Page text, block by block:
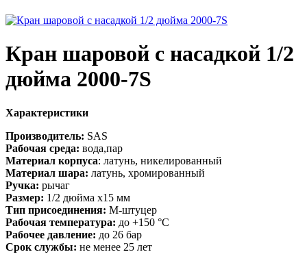
Кран шаровой с насадкой 1/2
дюйма 2000-7S
Характеристики
Производитель: SAS
Рабочая среда: вода,пар
Материал корпуса: латунь, никелированный
Материал шара: латунь, хромированный
Ручка: рычаг
Размер: 1/2 дюйма x15 мм
Тип присоединения: M-штуцер
Рабочая температура: до +150 °С
Рабочее давление: до 26 бар
Срок службы: не менее 25 лет